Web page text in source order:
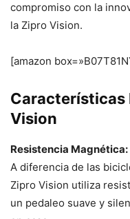
compromiso con la
la Zipro Vision.
[amazon
Características
Vision
Resistencia Magnética:
A diferencia de las
Zipro Vision utiliza
un pedaleo suave y